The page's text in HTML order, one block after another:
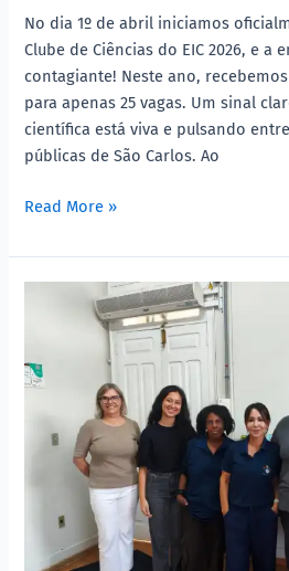
No dia 1º de abril iniciamos
Clube de Ciências do EIC 2026, e a
contagiante! Neste ano,
para apenas 25 vagas. Um sinal
científica está viva e pulsando
públicas de São Carlos. Ao
Read More »
Acessibilidade
como
compromisso
permanente